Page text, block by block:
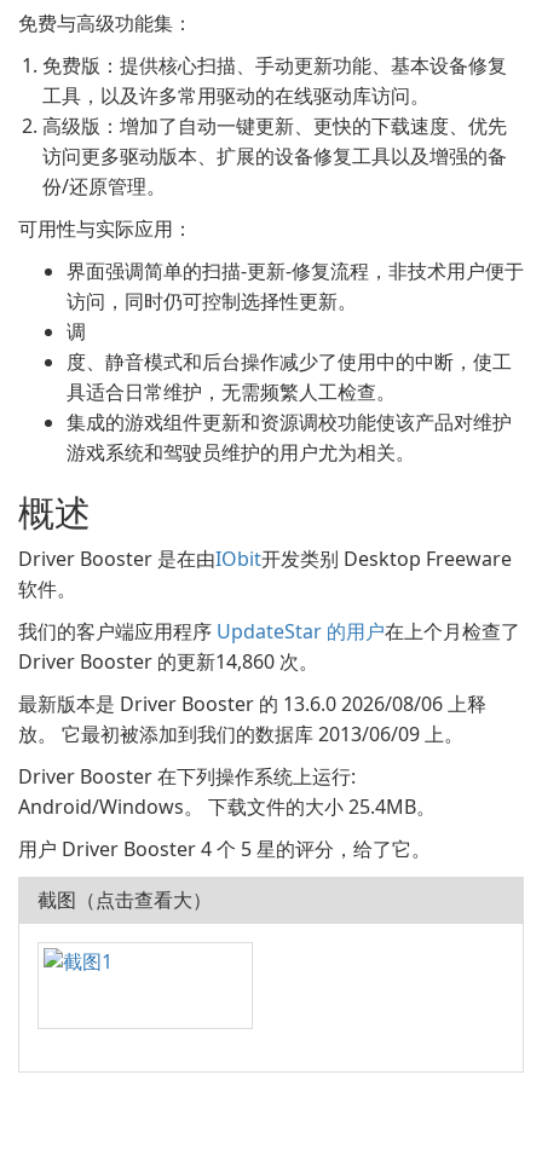
免费与高级功能集：
免费版：提供核心扫描、手动更新功能、基本设备修复
工具，以及许多常用驱动的在线驱动库访问。
高级版：增加了自动一键更新、更快的下载速度、优先
访问更多驱动版本、扩展的设备修复工具以及增强的备
份/还原管理。
可用性与实际应用：
界面强调简单的扫描-更新-修复流程，非技术用户便于
访问，同时仍可控制选择性更新。
调
度、静音模式和后台操作减少了使用中的中断，使工
具适合日常维护，无需频繁人工检查。
集成的游戏组件更新和资源调校功能使该产品对维护
游戏系统和驾驶员维护的用户尤为相关。
概述
Driver Booster 是在由IObit开发类别 Desktop Freeware
软件。
我们的客户端应用程序 UpdateStar 的用户在上个月检查了
Driver Booster 的更新14,860 次。
最新版本是 Driver Booster 的 13.6.0 2026/08/06 上释
放。 它最初被添加到我们的数据库 2013/06/09 上。
Driver Booster 在下列操作系统上运行:
Android/Windows。 下载文件的大小 25.4MB。
用户 Driver Booster 4 个 5 星的评分，给了它。
截图（点击查看大）